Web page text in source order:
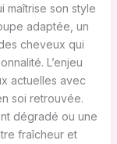
maîtrise son style
adaptée, un
cheveux qui
L’enjeu
actuelles avec
soi retrouvée.
dégradé ou une
fraîcheur et